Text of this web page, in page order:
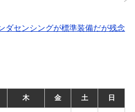
ダセンシングが標準装備だが残念
木 金 土 日